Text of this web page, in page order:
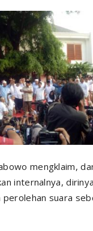
mengklaim,
internalnya,
perolehan suara